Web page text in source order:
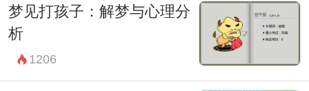
注你在梦境中的感受和场景的具体细节。通
过深入的自我反省和情感探索，你可以更好
地理解这种梦境背后隐藏的信息和暗示。
梦见打孩子：解梦与心理分
析
1206